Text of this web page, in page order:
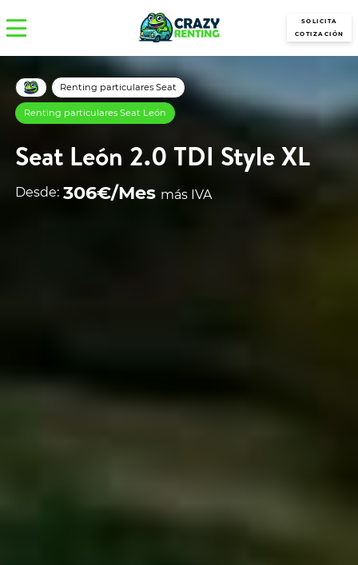
SOLICITA
COTIZACIÓN
Renting particulares Seat
Renting particulares Seat León
Seat León 2.0 TDI Style XL
Desde: 306€/Mes más IVA